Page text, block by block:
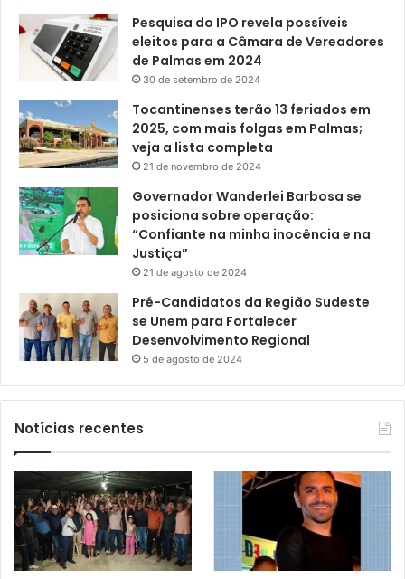
Pesquisa do IPO revela possíveis
eleitos para a Câmara de Vereadores
de Palmas em 2024
30 de setembro de 2024
Tocantinenses terão 13 feriados em
2025, com mais folgas em Palmas;
veja a lista completa
21 de novembro de 2024
Governador Wanderlei Barbosa se
posiciona sobre operação:
“Confiante na minha inocência e na
Justiça”
21 de agosto de 2024
Pré-Candidatos da Região Sudeste
se Unem para Fortalecer
Desenvolvimento Regional
5 de agosto de 2024
Notícias recentes